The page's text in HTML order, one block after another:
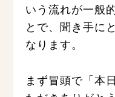
いう流れが一般
とで、聞き手に
なります。
まず冒頭で「本